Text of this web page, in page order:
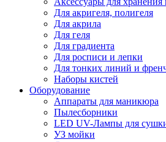
Для акригеля, полигеля
Для акрила
Для геля
Для градиента
Для росписи и лепки
Для тонких линий и
Наборы кистей
Оборудование
Аппараты для маникюра
Пылесборники
LED UV-Лампы для
УЗ мойки